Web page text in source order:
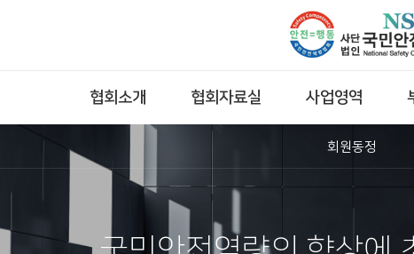
협회소개 협회자료실 사업영역
회원동정